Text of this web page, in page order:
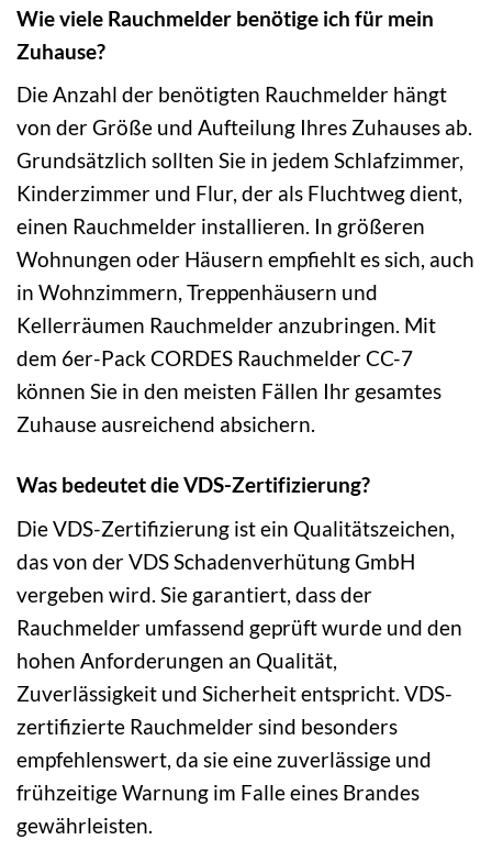
Wie viele Rauchmelder benötige ich für mein
Zuhause?
Die Anzahl der benötigten Rauchmelder hängt
von der Größe und Aufteilung Ihres Zuhauses ab.
Grundsätzlich sollten Sie in jedem Schlafzimmer,
Kinderzimmer und Flur, der als Fluchtweg dient,
einen Rauchmelder installieren. In größeren
Wohnungen oder Häusern empfiehlt es sich, auch
in Wohnzimmern, Treppenhäusern und
Kellerräumen Rauchmelder anzubringen. Mit
dem 6er-Pack CORDES Rauchmelder CC-7
können Sie in den meisten Fällen Ihr gesamtes
Zuhause ausreichend absichern.
Was bedeutet die VDS-Zertifizierung?
Die VDS-Zertifizierung ist ein Qualitätszeichen,
das von der VDS Schadenverhütung GmbH
vergeben wird. Sie garantiert, dass der
Rauchmelder umfassend geprüft wurde und den
hohen Anforderungen an Qualität,
Zuverlässigkeit und Sicherheit entspricht. VDS-
zertifizierte Rauchmelder sind besonders
empfehlenswert, da sie eine zuverlässige und
frühzeitige Warnung im Falle eines Brandes
gewährleisten.